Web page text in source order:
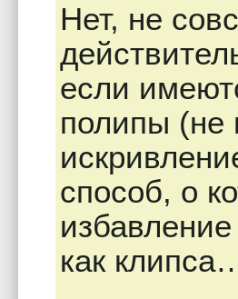
Нет, не
если
полипы (не
способ, о
как